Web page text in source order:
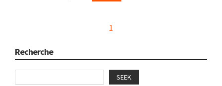
1
Recherche
SEEK